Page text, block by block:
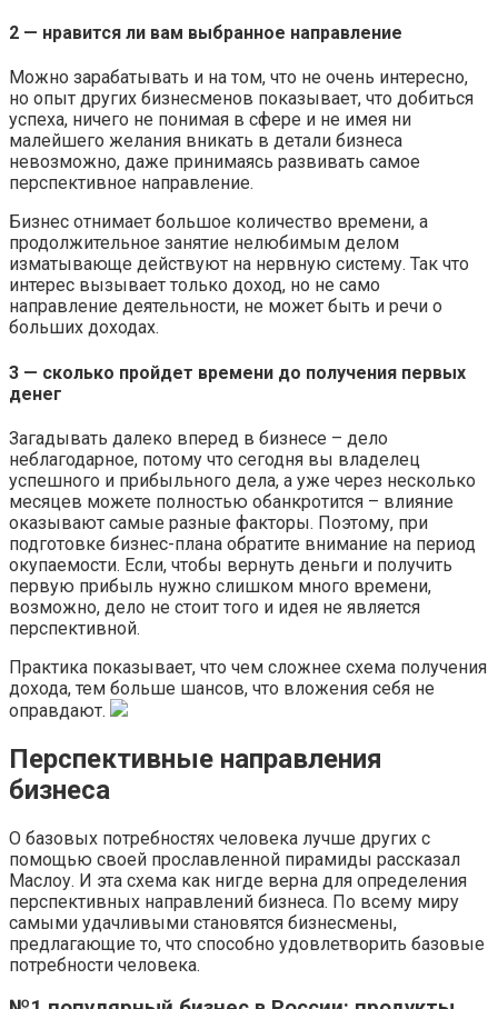
2 — нравится ли вам выбранное направление
Можно зарабатывать и на том, что не очень интересно,
но опыт других бизнесменов показывает, что добиться
успеха, ничего не понимая в сфере и не имея ни
малейшего желания вникать в детали бизнеса
невозможно, даже принимаясь развивать самое
перспективное направление.
Бизнес отнимает большое количество времени, а
продолжительное занятие нелюбимым делом
изматывающе действуют на нервную систему. Так что
интерес вызывает только доход, но не само
направление деятельности, не может быть и речи о
больших доходах.
3 — сколько пройдет времени до получения первых
денег
Загадывать далеко вперед в бизнесе – дело
неблагодарное, потому что сегодня вы владелец
успешного и прибыльного дела, а уже через несколько
месяцев можете полностью обанкротится – влияние
оказывают самые разные факторы. Поэтому, при
подготовке бизнес-плана обратите внимание на период
окупаемости. Если, чтобы вернуть деньги и получить
первую прибыль нужно слишком много времени,
возможно, дело не стоит того и идея не является
перспективной.
Практика показывает, что чем сложнее схема получения
дохода, тем больше шансов, что вложения себя не
оправдают.
Перспективные направления
бизнеса
О базовых потребностях человека лучше других с
помощью своей прославленной пирамиды рассказал
Маслоу. И эта схема как нигде верна для определения
перспективных направлений бизнеса. По всему миру
самыми удачливыми становятся бизнесмены,
предлагающие то, что способно удовлетворить базовые
потребности человека.